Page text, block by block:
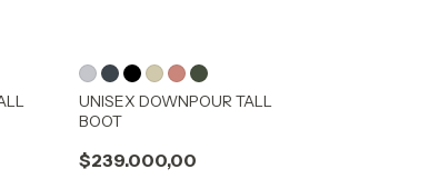
UNISEX DOWNPOUR TALL
BOOT
$239.000,00